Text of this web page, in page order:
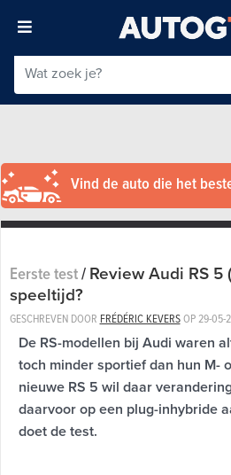
Vind de auto die het
Eerste test/Review Audi RS
speeltijd?
GESCHREVEN DOOR FRÉDÉRIC KEVERSOP 29-05-
De RS-modellen bij Audi waren
toch minder sportief dan hun M-
nieuwe RS 5 wil daar
daarvoor op een plug-inhybride
doet de test.